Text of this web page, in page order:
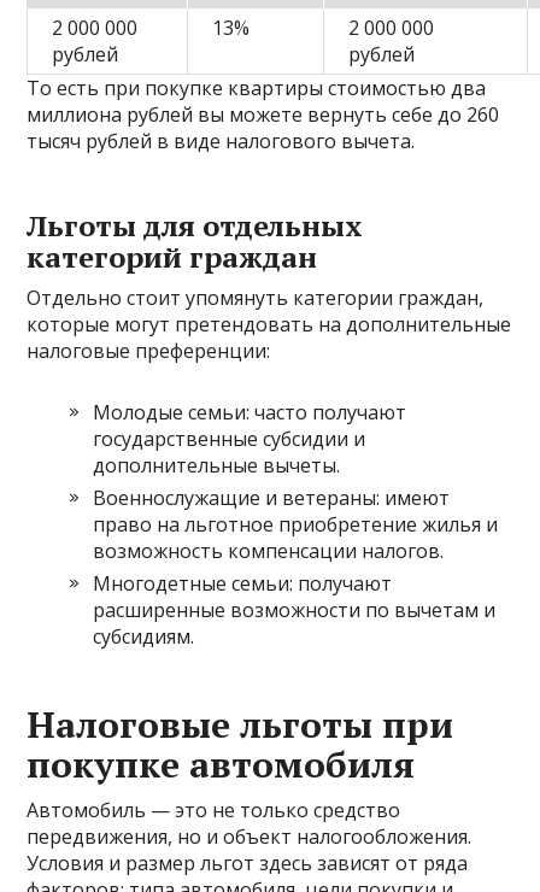
2 000 000
рублей
13%
2 000 000
рублей
То есть при покупке квартиры стоимостью два
миллиона рублей вы можете вернуть себе до 260
тысяч рублей в виде налогового вычета.
Льготы для отдельных
категорий граждан
Отдельно стоит упомянуть категории граждан,
которые могут претендовать на дополнительные
налоговые преференции:
Молодые семьи: часто получают
государственные субсидии и
дополнительные вычеты.
Военнослужащие и ветераны: имеют
право на льготное приобретение жилья и
возможность компенсации налогов.
Многодетные семьи: получают
расширенные возможности по вычетам и
субсидиям.
Налоговые льготы при
покупке автомобиля
Автомобиль — это не только средство
передвижения, но и объект налогообложения.
Условия и размер льгот здесь зависят от ряда